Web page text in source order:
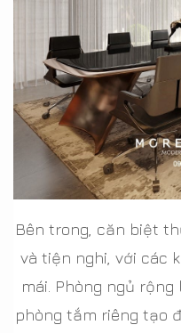
Bên trong, căn biệt
và tiện nghi, với các
mái. Phòng ngủ
phòng tắm riêng tạo